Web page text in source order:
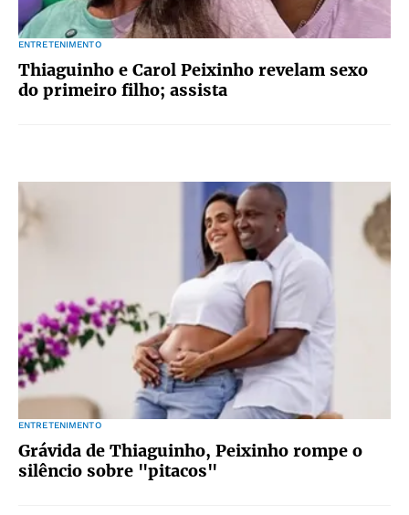
ENTRETENIMENTO
Thiaguinho e Carol Peixinho revelam sexo
do primeiro filho; assista
ENTRETENIMENTO
Grávida de Thiaguinho, Peixinho rompe o
silêncio sobre "pitacos"